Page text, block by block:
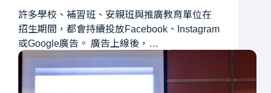
許多學校、補習班、安親班與推廣教育單位在
招生期間，都會持續投放Facebook、Instagram
或Google廣告。 廣告上線後，…